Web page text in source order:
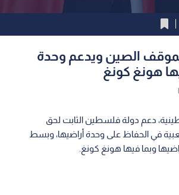
الصين ويدعم وحدة
هونغ كونغ
|
دعم دولة فلسطين الثابت لحق
في الحفاظ على وحدة أراضيها، وبسط
وبما فيها هونغ كونغ.